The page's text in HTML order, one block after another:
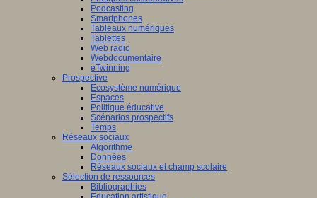
Podcasting
Smartphones
Tableaux numériques
Tablettes
Web radio
Webdocumentaire
eTwinning
Prospective
Ecosystème numérique
Espaces
Politique éducative
Scénarios prospectifs
Temps
Réseaux sociaux
Algorithme
Données
Réseaux sociaux et champ scolaire
Sélection de ressources
Bibliographies